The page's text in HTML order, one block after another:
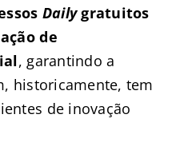
Dailygratuitos
de
, garantindo a
historicamente, tem
de inovação